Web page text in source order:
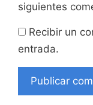
siguientes
Recibir un
entrada.